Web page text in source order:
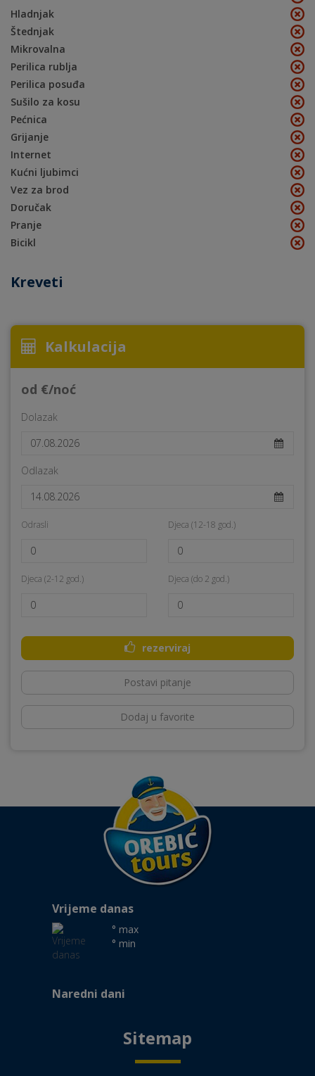
Hladnjak
Štednjak
Mikrovalna
Perilica rublja
Perilica posuđa
Sušilo za kosu
Pećnica
Grijanje
Internet
Kućni ljubimci
Vez za brod
Doručak
Pranje
Bicikl
Kreveti
Kalkulacija
od €/noć
Dolazak
Odlazak
Odrasli Djeca (12-18 god.)
Djeca (2-12 god.) Djeca (do 2 god.)
rezerviraj
Postavi pitanje
Dodaj u favorite
Vrijeme danas
° max
° min
Naredni dani
Sitemap